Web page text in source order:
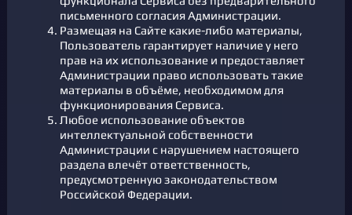
письменного согласия Администрации.
Размещая на Сайте какие-либо материалы,
Пользователь гарантирует наличие у него
прав на их использование и предоставляет
Администрации право использовать такие
материалы в объёме, необходимом для
функционирования Сервиса.
Любое использование объектов
интеллектуальной собственности
Администрации с нарушением настоящего
раздела влечёт ответственность,
предусмотренную законодательством
Российской Федерации.